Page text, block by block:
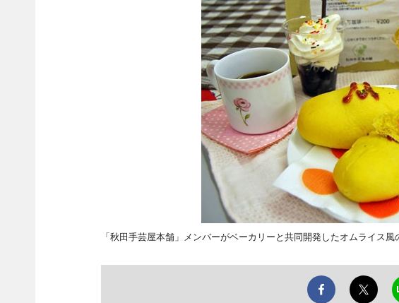
「秋田手芸屋本舗」メンバーがベーカリーと共同開発したオムライス風